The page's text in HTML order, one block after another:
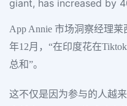
giant, has increased by
App Annie 市场洞察经理莱
年12月，“在印度花在
总和”。
这不仅是因为参与的人越